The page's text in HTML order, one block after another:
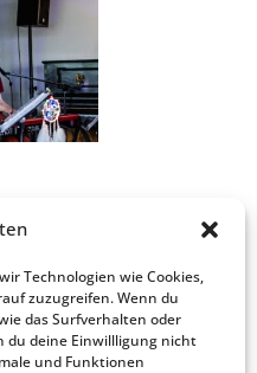
Technologien wie Cookies,
zuzugreifen. Wenn du
das Surfverhalten oder
du deine Einwillligung nicht
und Funktionen